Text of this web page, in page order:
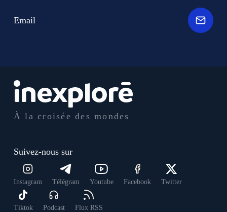
À la croisée des mondes
Suivez-nous sur
Instagram Télégram Youtube Facebook Twitter
Tiktok Podcast Flux RSS
Email